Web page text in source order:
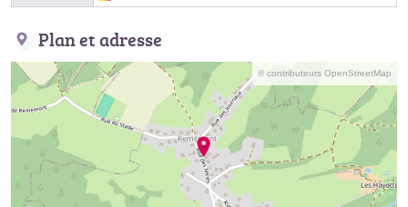
Plan et adresse
© contributeurs OpenStreetMap